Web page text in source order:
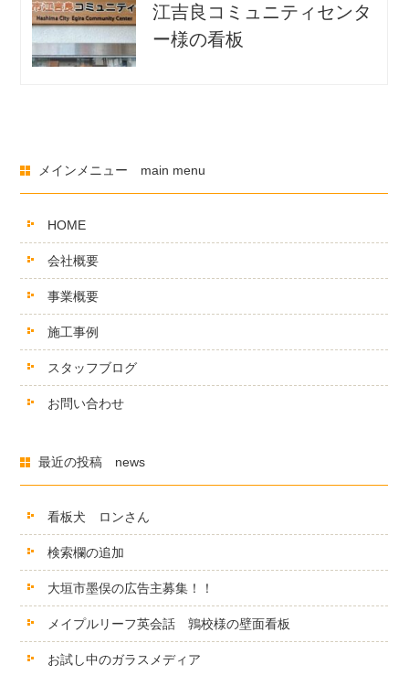
江吉良コミュニティセンタ
ー様の看板
メインメニュー main menu
HOME
会社概要
事業概要
施工事例
スタッフブログ
お問い合わせ
最近の投稿 news
看板犬 ロンさん
検索欄の追加
大垣市墨俣の広告主募集！！
メイプルリーフ英会話 鶉校様の壁面看板
お試し中のガラスメディア